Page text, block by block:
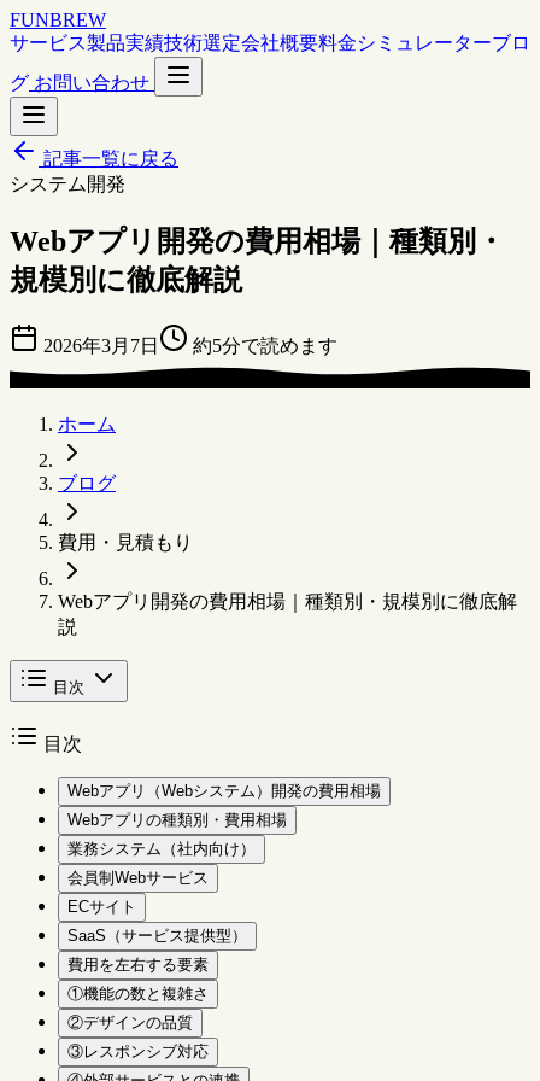
FUNBREW
サービス製品実績技術選定会社概要料金シミュレーターブロ
グ お問い合わせ
記事一覧に戻る
システム開発
Webアプリ開発の費用相場｜種類別・
規模別に徹底解説
2026年3月7日 約5分で読めます
ホーム
ブログ
費用・見積もり
Webアプリ開発の費用相場｜種類別・規模別に徹底解
説
目次
目次
Webアプリ（Webシステム）開発の費用相場
Webアプリの種類別・費用相場
業務システム（社内向け）
会員制Webサービス
ECサイト
SaaS（サービス提供型）
費用を左右する要素
①機能の数と複雑さ
②デザインの品質
③レスポンシブ対応